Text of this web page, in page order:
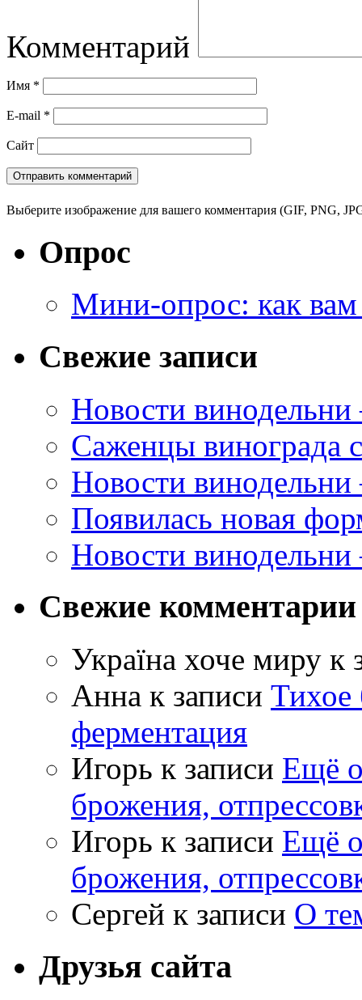
Комментарий
Имя *
E-mail *
Сайт
Выберите изображение для вашего комментария (GIF, PNG,
Опрос
Мини-опрос: как вам
Свежие записи
Новости
Саженцы винограда
Новости
Появилась новая
Новости
Свежие комментарии
Україна хоче миру к
Анна к записи Тихое
ферментация
Игорь к записи Ещё
брожения,
Игорь к записи Ещё
брожения,
Сергей к записи О
Друзья сайта